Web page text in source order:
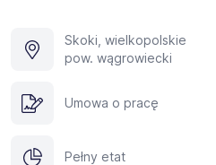
Skoki, wielkopolskie
pow. wągrowiecki
Umowa o pracę
Pełny etat